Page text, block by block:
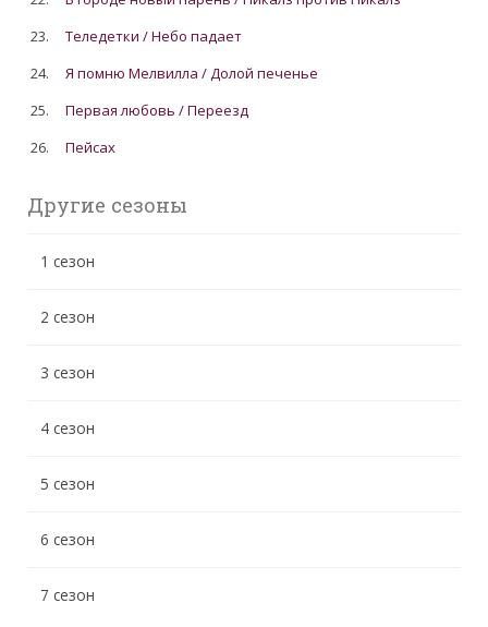
23.
Теледетки / Небо падает
24.
Я помню Мелвилла / Долой печенье
25.
Первая любовь / Переезд
26.
Пейсах
Другие сезоны
1 сезон
2 сезон
3 сезон
4 сезон
5 сезон
6 сезон
7 сезон